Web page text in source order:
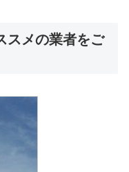
スメの業者をご